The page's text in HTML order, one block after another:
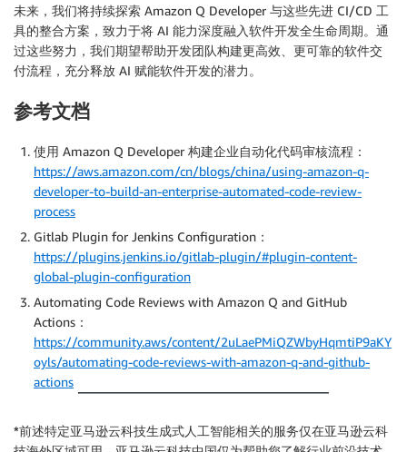
未来，我们将持续探索 Amazon Q Developer 与这些先进 CI/CD 工
具的整合方案，致力于将 AI 能力深度融入软件开发全生命周期。通
过这些努力，我们期望帮助开发团队构建更高效、更可靠的软件交
付流程，充分释放 AI 赋能软件开发的潜力。
参考文档
使用 Amazon Q Developer 构建企业自动化代码审核流程：
https://aws.amazon.com/cn/blogs/china/using-amazon-q-
developer-to-build-an-enterprise-automated-code-review-
process
Gitlab Plugin for Jenkins Configuration：
https://plugins.jenkins.io/gitlab-plugin/#plugin-content-
global-plugin-configuration
Automating Code Reviews with Amazon Q and GitHub
Actions：
https://community.aws/content/2uLaePMiQZWbyHqmtiP9aKY
oyls/automating-code-reviews-with-amazon-q-and-github-
actions
*前述特定亚马逊云科技生成式人工智能相关的服务仅在亚马逊云科